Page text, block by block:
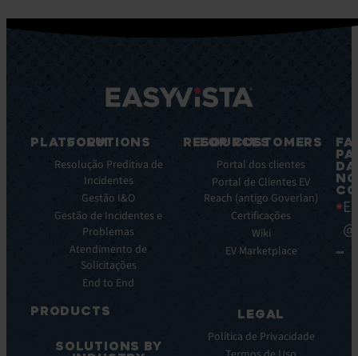
PLATFORM
Caracteristicas
principais
Principais
benefícios
plataforma
Integrações
PRODUCTS
EV
SOLUTIONS
Resolução Preditiva de
Incidentes
Gestão I&O
Gestão de Incidentes e
Problemas
Atendimento de
Solicitações
End to End
SOLUTIONS BY
RESOURCES
Blog
Ebooks
Whitepaper
Webinar
Notas
FOR CUSTOMERS
Portal dos clientes
Portal de Clientes EV
Reach (antigo Goverlan)
Certificações
Wiki
EV Marketplace
LEGAL
Política de Privacidade
DA